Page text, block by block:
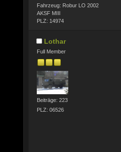
Fahrzeug: Robur LO 2002
AKSF MIII
PLZ: 14974
Lothar
Full Member
Beiträge: 223
PLZ: 06526